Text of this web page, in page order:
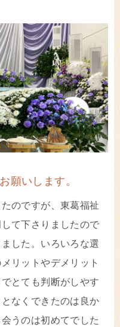
願いします。
のですが、東葛福祉
て下さりましたので
した。いろいろな選
リットやデメリット
とても判断がしやす
なくできたのは良か
うのは初めてでした